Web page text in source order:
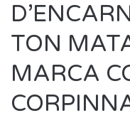
TON
MARCA